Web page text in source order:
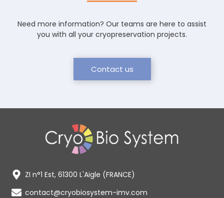
Need more information? Our teams are here to assist
you with all your cryopreservation projects.
Contact us
ZI n°1 Est, 61300 L'Aigle (FRANCE)
contact@cryobiosystem-imv.com